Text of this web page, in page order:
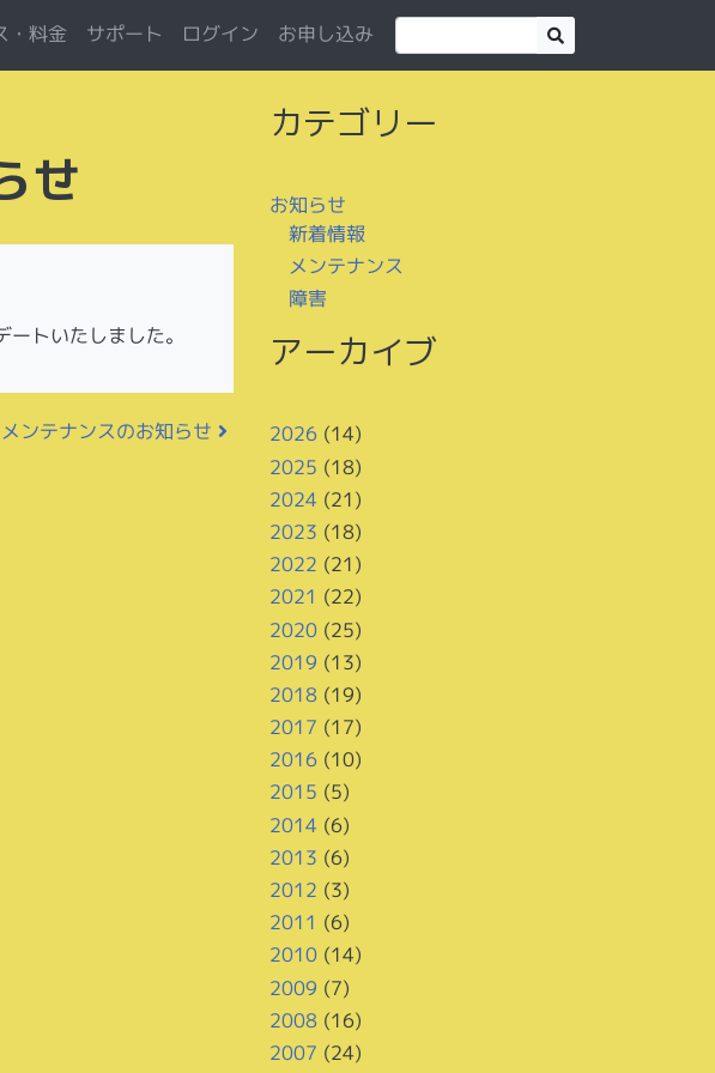
・料金 サポート ログイン お申し込み
せ
トいたしました。
ンテナンスのお知らせ
カテゴリー
お知らせ
新着情報
メンテナンス
障害
アーカイブ
2026 (14)
2025 (18)
2024 (21)
2023 (18)
2022 (21)
2021 (22)
2020(25)
2019 (13)
2018 (19)
2017 (17)
2016 (10)
2015 (5)
2014 (6)
2013 (6)
2012 (3)
2011 (6)
2010(14)
2009 (7)
2008 (16)
2007 (24)